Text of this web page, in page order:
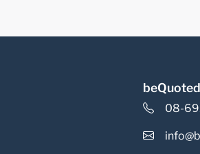
08-